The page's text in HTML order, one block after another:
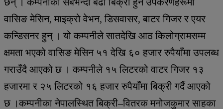
वासिङ मेसिन, माइक्रो वेभन, डिसवासर, बाटर गिजर र एयर
कन्डिसनर हुन् । यो कम्पनीले सातदेखि आठ किलोग्रामसम्म
क्षमता भएको वासिङ मेसिन ५१ देखि ६० हजार रुपैयाँमा उपलब्ध
गराउँदै आएको छ । कम्पनीले १५ लिटरको वाटर गिजर १३
हजारमा र २५ लिटरको १६ हजार रुपैयाँमा बिक्री गर्दै आएको
छ ।कम्पनीका नेपालस्थित बिक्री–वितरक मनोजकुमार साहका